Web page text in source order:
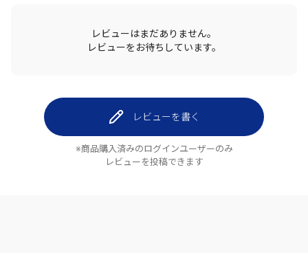
レビューはまだありません。
レビューをお待ちしています。
レビューを書く
※商品購入済みのログインユーザーのみ
レビューを投稿できます